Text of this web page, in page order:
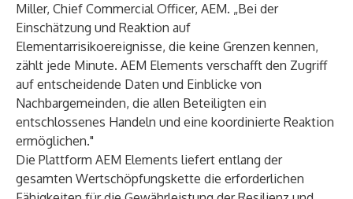
Miller, Chief Commercial Officer, AEM. „Bei der
Einschätzung und Reaktion auf
Elementarrisikoereignisse, die keine Grenzen kennen,
zählt jede Minute. AEM Elements verschafft den Zugriff
auf entscheidende Daten und Einblicke von
Nachbargemeinden, die allen Beteiligten ein
entschlossenes Handeln und eine koordinierte Reaktion
ermöglichen."
Die Plattform AEM Elements liefert entlang der
gesamten Wertschöpfungskette die erforderlichen